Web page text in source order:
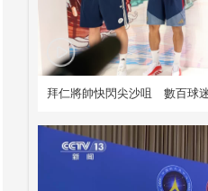
拜仁將帥快閃尖沙咀 數百球